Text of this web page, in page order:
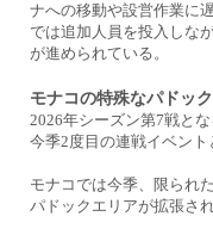
ナへの移動や設営作業に
では追加人員を投入しな
が進められている。
モナコの特殊なパドッ
2026年シーズン第7戦と
今季2度目の連戦イベント
モナコでは今季、限られ
パドックエリアが拡張され